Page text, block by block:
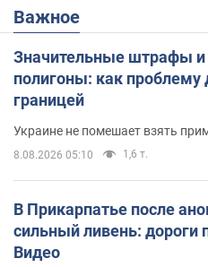
Важное
Значительные штрафы
полигоны: как
границей
Украине не помешает взять
8.08.2026 05:10 1,6 т.
В Прикарпатье после
сильный ливень: дороги
Видео